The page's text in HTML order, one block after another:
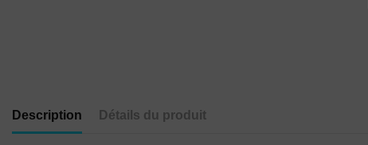
Description Détails du produit